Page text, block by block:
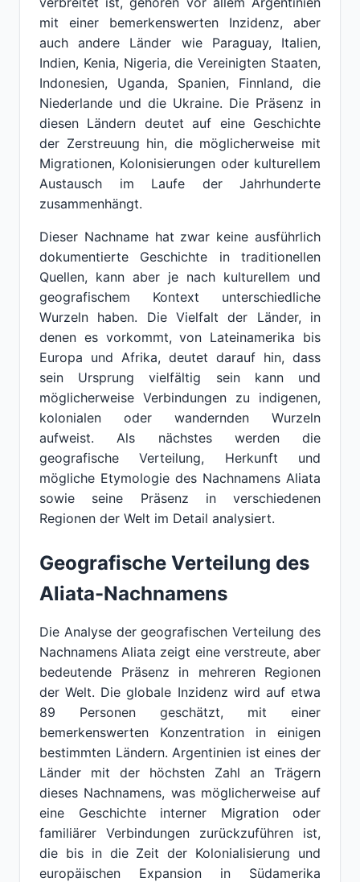
mit einer bemerkenswerten Inzidenz, aber
auch andere Länder wie Paraguay, Italien,
Indien, Kenia, Nigeria, die Vereinigten Staaten,
Indonesien, Uganda, Spanien, Finnland, die
Niederlande und die Ukraine. Die Präsenz in
diesen Ländern deutet auf eine Geschichte
der Zerstreuung hin, die möglicherweise mit
Migrationen, Kolonisierungen oder kulturellem
Austausch im Laufe der Jahrhunderte
zusammenhängt.
Dieser Nachname hat zwar keine ausführlich
dokumentierte Geschichte in traditionellen
Quellen, kann aber je nach kulturellem und
geografischem Kontext unterschiedliche
Wurzeln haben. Die Vielfalt der Länder, in
denen es vorkommt, von Lateinamerika bis
Europa und Afrika, deutet darauf hin, dass
sein Ursprung vielfältig sein kann und
möglicherweise Verbindungen zu indigenen,
kolonialen oder wandernden Wurzeln
aufweist. Als nächstes werden die
geografische Verteilung, Herkunft und
mögliche Etymologie des Nachnamens Aliata
sowie seine Präsenz in verschiedenen
Regionen der Welt im Detail analysiert.
Geografische Verteilung des
Aliata-Nachnamens
Die Analyse der geografischen Verteilung des
Nachnamens Aliata zeigt eine verstreute, aber
bedeutende Präsenz in mehreren Regionen
der Welt. Die globale Inzidenz wird auf etwa
89 Personen geschätzt, mit einer
bemerkenswerten Konzentration in einigen
bestimmten Ländern. Argentinien ist eines der
Länder mit der höchsten Zahl an Trägern
dieses Nachnamens, was möglicherweise auf
eine Geschichte interner Migration oder
familiärer Verbindungen zurückzuführen ist,
die bis in die Zeit der Kolonialisierung und
europäischen Expansion in Südamerika